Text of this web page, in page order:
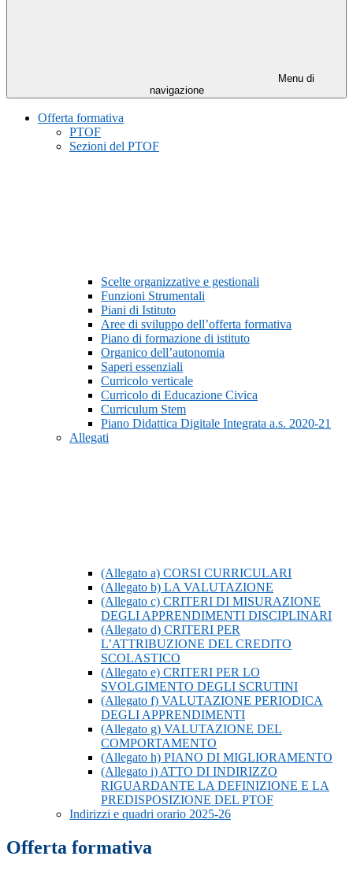
Menu di
navigazione
Offerta formativa
PTOF
Sezioni del PTOF
Scelte organizzative e gestionali
Funzioni Strumentali
Piani di Istituto
Aree di sviluppo dell’offerta formativa
Piano di formazione di istituto
Organico dell’autonomia
Saperi essenziali
Curricolo verticale
Curricolo di Educazione Civica
Curriculum Stem
Piano Didattica Digitale Integrata a.s. 2020-21
Allegati
(Allegato a) CORSI CURRICULARI
(Allegato b) LA VALUTAZIONE
(Allegato c) CRITERI DI MISURAZIONE
DEGLI APPRENDIMENTI DISCIPLINARI
(Allegato d) CRITERI PER
L’ATTRIBUZIONE DEL CREDITO
SCOLASTICO
(Allegato e) CRITERI PER LO
SVOLGIMENTO DEGLI SCRUTINI
(Allegato f) VALUTAZIONE PERIODICA
DEGLI APPRENDIMENTI
(Allegato g) VALUTAZIONE DEL
COMPORTAMENTO
(Allegato h) PIANO DI MIGLIORAMENTO
(Allegato i) ATTO DI INDIRIZZO
RIGUARDANTE LA DEFINIZIONE E LA
PREDISPOSIZIONE DEL PTOF
Indirizzi e quadri orario 2025-26
Offerta formativa